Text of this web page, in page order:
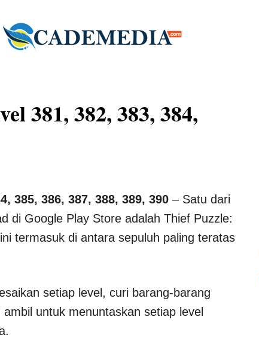
381, 382, 383, 384,
385, 386, 387, 388, 389, 390 – Satu dari
di Google Play Store adalah Thief Puzzle:
termasuk di antara sepuluh paling teratas
setiap level, curi barang-barang
untuk menuntaskan setiap level